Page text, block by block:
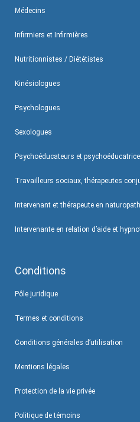
Médecins
Infirmiers et Infirmières
Nutritionnistes / Diététistes
Kinésiologues
Psychologues
Sexologues
Psychoéducateurs et
Travailleurs sociaux, thérapeutes
Intervenant et thérapeute en
Intervenante en relation d’aide et
Conditions
Pôle juridique
Termes et conditions
Conditions générales d’utilisation
Mentions légales
Protection de la vie privée
Politique de témoins